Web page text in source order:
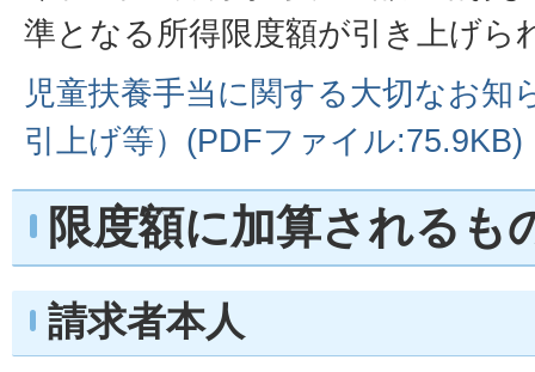
準となる所得限度額が引き上げら
児童扶養手当に関する大切なお知
引上げ等）(PDFファイル:75.9KB)
限度額に加算されるも
請求者本人